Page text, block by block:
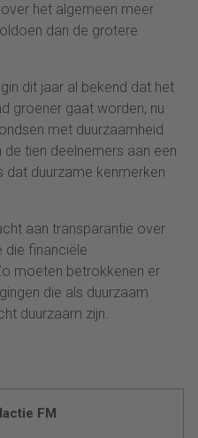
het algemeen meer
dan de grotere
dit jaar al bekend dat het
groener gaat worden, nu
met duurzaamheid
tien deelnemers aan een
dat duurzame kenmerken
aan transparantie over
die financiële
moeten betrokkenen er
die als duurzaam
duurzaam zijn.
FM